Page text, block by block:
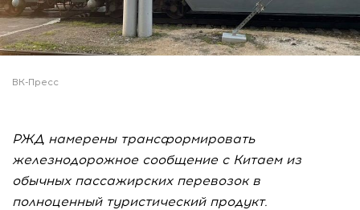
ВК-Пресс
РЖД намерены трансформировать
железнодорожное сообщение с Китаем из
обычных пассажирских перевозок в
полноценный туристический продукт.